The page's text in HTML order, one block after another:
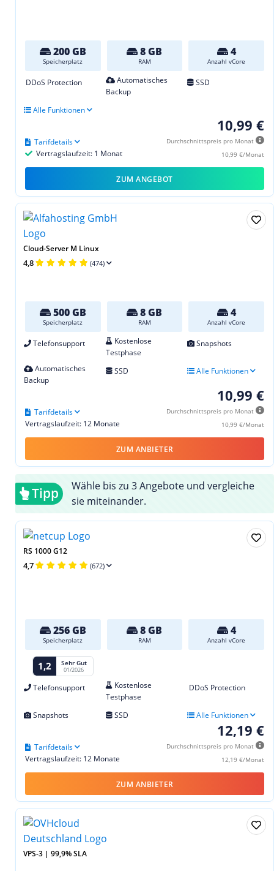
200 GB
Speicherplatz
8 GB
RAM
4
Anzahl vCore
DDoS Protection
Automatisches
Backup
SSD
Alle Funktionen
10,99 €
Durchschnittspreis pro Monat
10,99 €/Monat
Vertragslaufzeit: 1 Monat
Tarifdetails
ZUM ANGEBOT
Cloud-Server M Linux
4,8 (474)
500 GB
Speicherplatz
8 GB
RAM
4
Anzahl vCore
Telefonsupport
Kostenlose
Testphase
Snapshots
Automatisches
Backup
SSD Alle Funktionen
10,99 €
Durchschnittspreis pro Monat
10,99 €/Monat
Vertragslaufzeit: 12 Monate
Tarifdetails
ZUM ANBIETER
Tipp
Wähle bis zu 3 Angebote und vergleiche
sie miteinander.
RS 1000 G12
4,7 (672)
256 GB
Speicherplatz
8 GB
RAM
4
Anzahl vCore
1,2 Sehr Gut
01/2026
Telefonsupport
Kostenlose
Testphase
DDoS Protection
Snapshots SSD Alle Funktionen
12,19 €
Durchschnittspreis pro Monat
12,19 €/Monat
Vertragslaufzeit: 12 Monate
Tarifdetails
ZUM ANBIETER
VPS-3 | 99,9% SLA